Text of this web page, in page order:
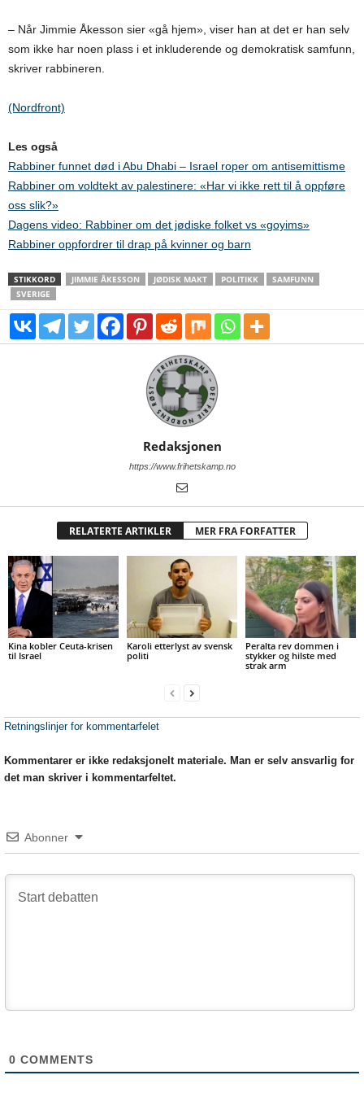
– Når Jimmie Åkesson sier «gå hjem», viser han at det er han selv
som ikke har noen plass i et inkluderende og demokratisk samfunn,
skriver rabbineren.
(Nordfront)
Les også
Rabbiner funnet død i Abu Dhabi – Israel roper om antisemittisme
Rabbiner om voldtekt av palestinere: «Har vi ikke rett til å oppføre
oss slik?»
Dagens video: Rabbiner om det jødiske folket vs «goyims»
Rabbiner oppfordrer til drap på kvinner og barn
STIKKORD JIMMIE ÅKESSON JØDISK MAKT POLITIKK
SAMFUNN
SVERIGE
Redaksjonen
https://www.frihetskamp.no
RELATERTE ARTIKLER MER FRA FORFATTER
Kina kobler Ceuta-krisen
til Israel
Karoli etterlyst av svensk
politi
Peralta rev dommen i
stykker og hilste med
strak arm
Retningslinjer for kommentarfelet
Kommentarer er ikke redaksjonelt materiale. Man er selv ansvarlig for
det man skriver i kommentarfeltet.
Abonner
0 COMMENTS